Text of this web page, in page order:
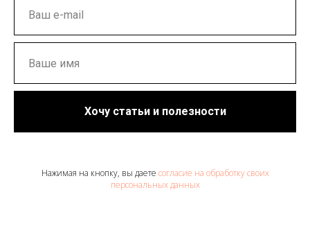
Хочу статьи и полезности
Нажимая на кнопку, вы даете согласие на обработку своих
персональных данных